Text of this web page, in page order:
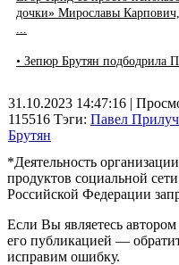
дочки» Мирославы
• Зепюр Брутян подбодрила
31.10.2023 14:47:16 |
115516 Тэги: Павел
Брутян
*Деятельность
продуктов социальной
Российской Федерации
Если Вы являетесь
его публикацией —
исправим ошибку.